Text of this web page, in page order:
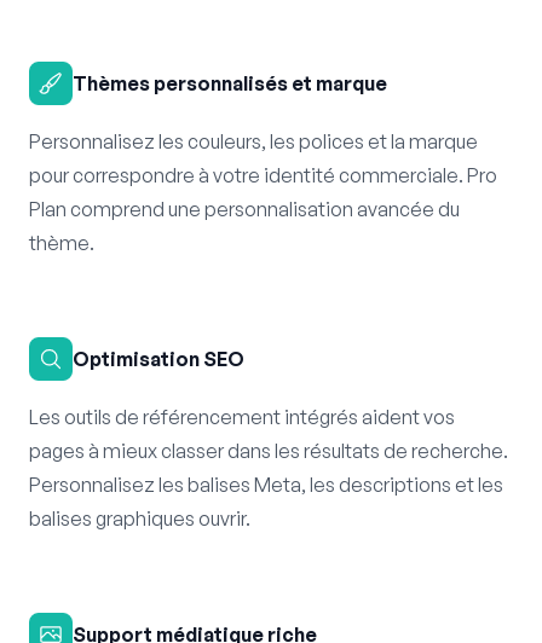
Thèmes personnalisés et marque
Personnalisez les couleurs, les polices et la marque
pour correspondre à votre identité commerciale. Pro
Plan comprend une personnalisation avancée du
thème.
Optimisation SEO
Les outils de référencement intégrés aident vos
pages à mieux classer dans les résultats de recherche.
Personnalisez les balises Meta, les descriptions et les
balises graphiques ouvrir.
Support médiatique riche